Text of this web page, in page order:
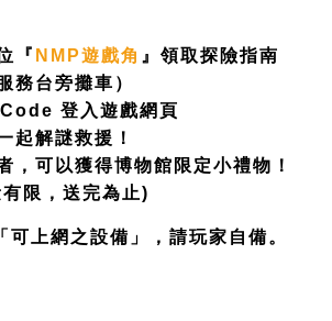
『 NMP遊戲角 』領取探險指南
務台旁攤車）
登入遊戲網頁
起解謎救援！
，可以獲得博物館限定小禮物！
限，送完為止)
上網之設備」，請玩家自備。